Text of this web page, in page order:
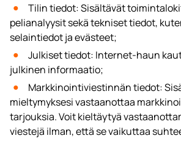
Tilin tiedot: Sisältävät
pelianalyysit sekä tekniset tiedot,
selaintiedot ja evästeet;
Julkiset tiedot: Internet-haun
julkinen informaatio;
Markkinointiviestinnän tiedot:
mieltymyksesi vastaanottaa
tarjouksia. Voit kieltäytyä
viestejä ilman, että se vaikuttaa